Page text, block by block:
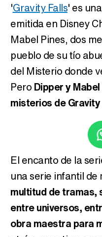
'Gravity Falls' es
emitida en Disney
Mabel Pines, dos
pueblo de su tío
del Misterio donde
Pero Dipper y
misterios de
El encanto de la
una serie infantil de
multitud de tramas,
entre universos,
obra maestra para